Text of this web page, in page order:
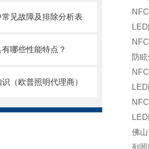
见故障及排除分析表
哪些性能特点？
（欧普照明代理商）
防
佛
列